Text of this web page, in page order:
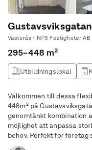
Västerås • NP3 Fastigheter AB
295–448 m²
Utbildningslokal
Välkommen till dessa
448m² på Gustavsviksgatan 10 i Västerås. Lokalen
genomtänkt kombination
möjlighet att anpassa
behov. Perfekt för företag
vardagen.